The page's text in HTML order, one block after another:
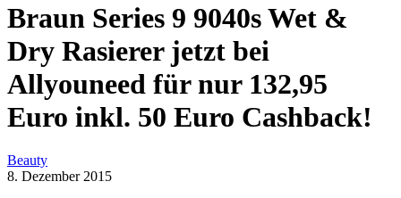
Braun Series 9 9040s Wet &
Dry Rasierer jetzt bei
Allyouneed für nur 132,95
Euro inkl. 50 Euro Cashback!
Beauty
8. Dezember 2015